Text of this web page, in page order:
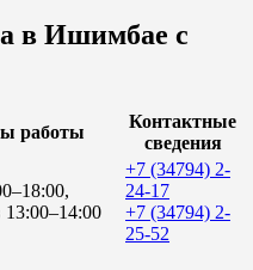
в Ишимбае с
работы
Контактные
сведения
+7 (34794) 2-
24-17
+7 (34794) 2-
25-52